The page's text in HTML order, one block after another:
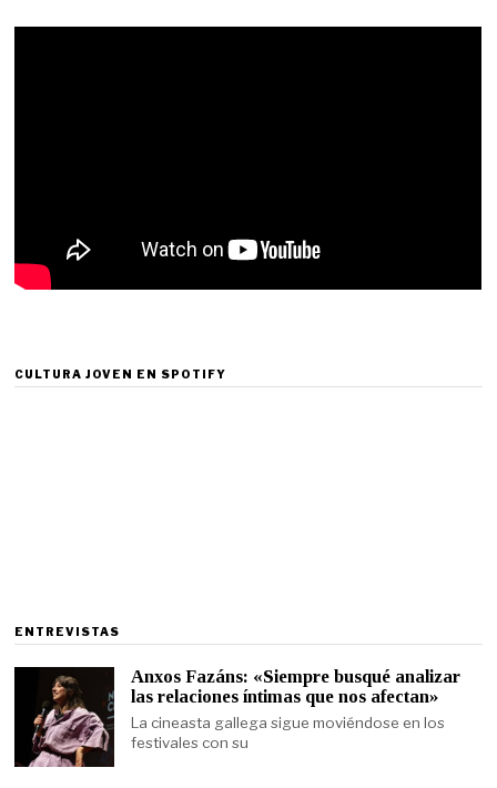
CULTURA JOVEN EN SPOTIFY
ENTREVISTAS
Anxos Fazáns: «Siempre busqué analizar
las relaciones íntimas que nos afectan»
La cineasta gallega sigue moviéndose en los
festivales con su